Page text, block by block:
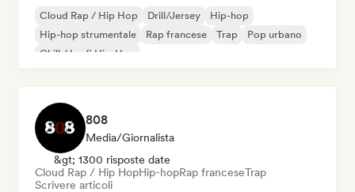
Cloud Rap / Hip Hop Drill/Jersey
Hip-hop
Hip-hop strumentale
Rap francese Trap
Pop urbano
Chill / Lo-fi Hip-Hop
808
Media/Giornalista
&gt; 1300 risposte date
Cloud Rap / Hip HopHip-hopRap franceseTrap
Scrivere articoli